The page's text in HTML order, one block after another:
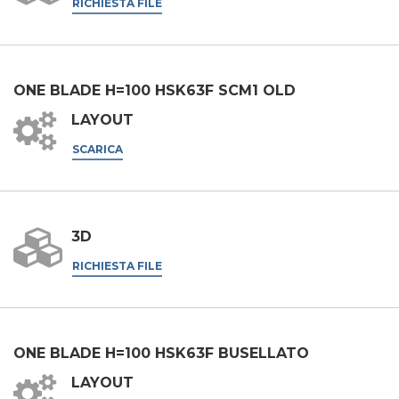
CAP
Interesse
Incisoria
Lavorazione alluminio
Lavorazione metallo
RICHIESTA FILE
ONE BLADE H=100 HSK63F SCM1 OLD
LAYOUT
SCARICA
3D
RICHIESTA FILE
ONE BLADE H=100 HSK63F BUSELLATO
LAYOUT